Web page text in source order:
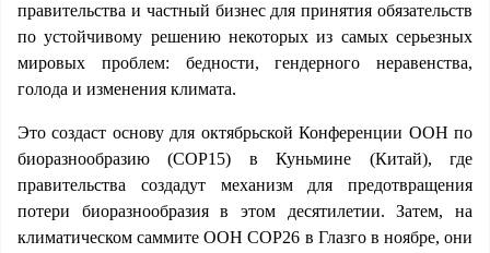
правительства и частный бизнес для принятия обязательств
по устойчивому решению некоторых из самых серьезных
мировых проблем: бедности, гендерного неравенства,
голода и изменения климата.
Это создаст основу для октябрьской Конференции ООН по
биоразнообразию (COP15) в Куньмине (Китай), где
правительства создадут механизм для предотвращения
потери биоразнообразия в этом десятилетии. Затем, на
климатическом саммите ООН COP26 в Глазго в ноябре, они